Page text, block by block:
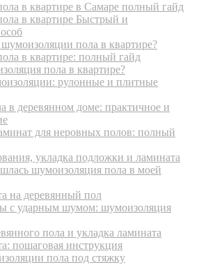
в квартире в Самаре полный гайд
в квартире Быстрый и
пола в квартире?
в квартире: полный гайд
пола в квартире?
рулонные и плитные
в деревянном доме: практичное и
для неровных полов: полный
укладка подложки и ламината
шумоизоляция пола в моей
на деревянный пол
с ударным шумом: шумоизоляция
пола и укладка ламината
пошаговая инструкция
пола под стяжку